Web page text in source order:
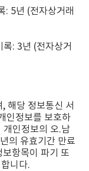
: 5년 (전자상거래
: 3년 (전자상거
해당 정보통신 서
인정보를 보호하
개인정보의 오.남
의 유효기간 만료
항목이 파기 또
니다.